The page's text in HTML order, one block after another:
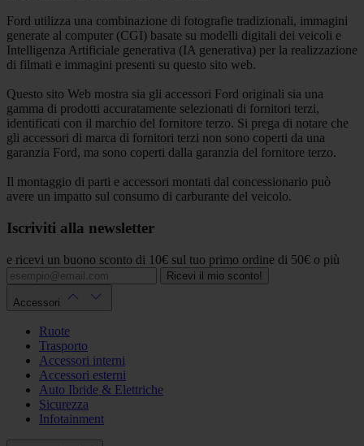
Ford utilizza una combinazione di fotografie tradizionali, immagini
generate al computer (CGI) basate su modelli digitali dei veicoli e
Intelligenza Artificiale generativa (IA generativa) per la realizzazione
di filmati e immagini presenti su questo sito web.
Questo sito Web mostra sia gli accessori Ford originali sia una
gamma di prodotti accuratamente selezionati di fornitori terzi,
identificati con il marchio del fornitore terzo. Si prega di notare che
gli accessori di marca di fornitori terzi non sono coperti da una
garanzia Ford, ma sono coperti dalla garanzia del fornitore terzo.
Il montaggio di parti e accessori montati dal concessionario può
avere un impatto sul consumo di carburante del veicolo.
Iscriviti alla newsletter
e ricevi un buono sconto di 10€ sul tuo primo ordine di 50€ o più
Ricevi il mio sconto!
Accessori
Ruote
Trasporto
Accessori interni
Accessori esterni
Auto Ibride & Elettriche
Sicurezza
Infotainment